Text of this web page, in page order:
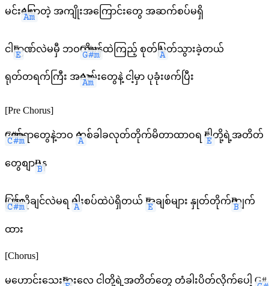
မင်းAm
ပြောတဲ့ အကျိုးအကြောင်းတွေ အဆက်စပ်မရှိ
ငါ E
ဉာဏ်လဲမမှီ ဘဝG#m
ကိုမှန်ထဲကြည့် စုတ်A
ပြတ်သွားခဲ့တယ်
ရုတ်တရက်ကြီး အAm
လွမ်းတွေနဲ့ ငါ့မှာ ပုခုံးဖက်ပြီး
[Pre Chorus]
C#m
ဒဏ်ရာတွေနဲ့ဘဝ A
တစ်ခါခလုတ်တိုက်မိတာထာဝရ E
ငါတို့ရဲ့အတိတ်
တွေစျာB
ပန
C#m
ပြန်လိုချင်လဲမရ A
ပါးစပ်ထဲပဲရှိတယ် E
အချစ်များ နှုတ်တိုက်B
ကျက်
ထား
[Chorus]
မဟောင်းသေးE
ဘူးလေ ငါတို့ရဲ့အတိတ်တွေ တံခါးပိတ်လိုက်ပေါ့ G#